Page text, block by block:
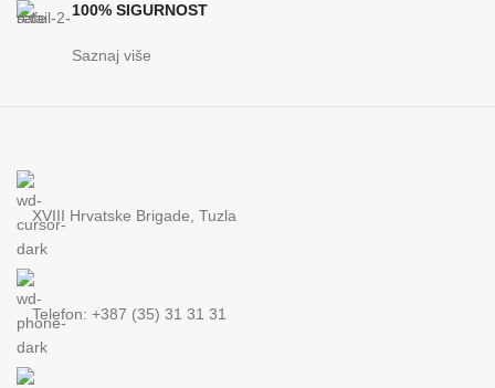
100% SIGURNOST
Saznaj više
XVIII Hrvatske Brigade, Tuzla
Telefon: +387 (35) 31 31 31